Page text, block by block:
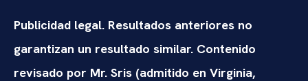
Publicidad legal. Resultados anteriores no
garantizan un resultado similar. Contenido
revisado por Mr. Sris (admitido en Virginia,